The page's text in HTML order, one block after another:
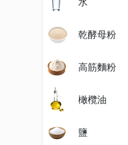
乾酵母粉
高筋麵粉
橄欖油
鹽